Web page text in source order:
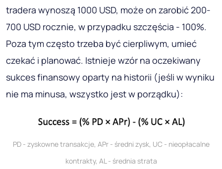
tradera wynoszą 1000 USD, może on zarobić 200-
700 USD rocznie, w przypadku szczęścia - 100%.
Poza tym często trzeba być cierpliwym, umieć
czekać i planować. Istnieje wzór na oczekiwany
sukces finansowy oparty na historii (jeśli w wyniku
nie ma minusa, wszystko jest w porządku):
PD - zyskowne transakcje, APr - średni zysk, UC - nieopłacalne
kontrakty, AL - średnia strata